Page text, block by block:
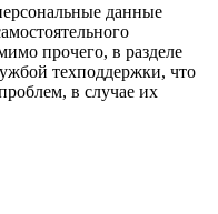
данные
прочего, в разделе
техподдержки, что
в случае их